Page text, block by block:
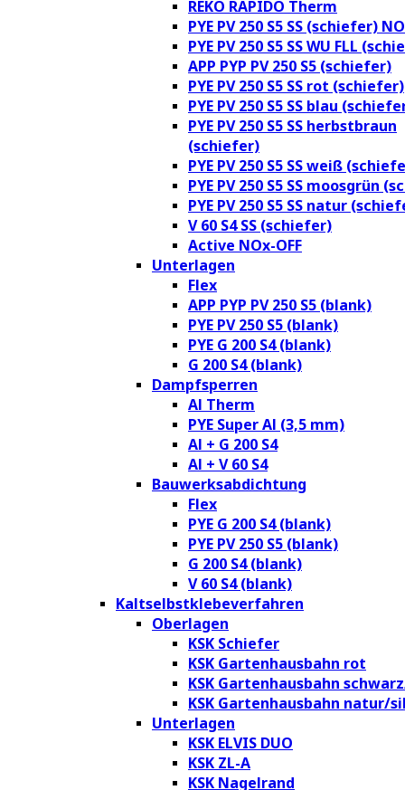
REKO RAPIDO Therm
PYE PV 250 S5 SS (schiefer)
PYE PV 250 S5 SS WU FLL
APP PYP PV 250 S5 (schiefer)
PYE PV 250 S5 SS rot (schiefer)
PYE PV 250 S5 SS blau
PYE PV 250 S5 SS herbstbraun
(schiefer)
PYE PV 250 S5 SS weiß
PYE PV 250 S5 SS moosgrün
PYE PV 250 S5 SS natur
V 60 S4 SS (schiefer)
Active NOx-OFF
Unterlagen
Flex
APP PYP PV 250 S5 (blank)
PYE PV 250 S5 (blank)
PYE G 200 S4 (blank)
G 200 S4 (blank)
Dampfsperren
Al Therm
PYE Super Al (3,5 mm)
Al + G 200 S4
Al + V 60 S4
Bauwerksabdichtung
Flex
PYE G 200 S4 (blank)
PYE PV 250 S5 (blank)
G 200 S4 (blank)
V 60 S4 (blank)
Kaltselbstklebeverfahren
Oberlagen
KSK Schiefer
KSK Gartenhausbahn rot
KSK Gartenhausbahn
KSK Gartenhausbahn natur/
Unterlagen
KSK ELVIS DUO
KSK ZL-A
KSK Nagelrand